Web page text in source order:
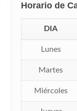
Horario de
DIA
Lunes
Martes
Miércoles